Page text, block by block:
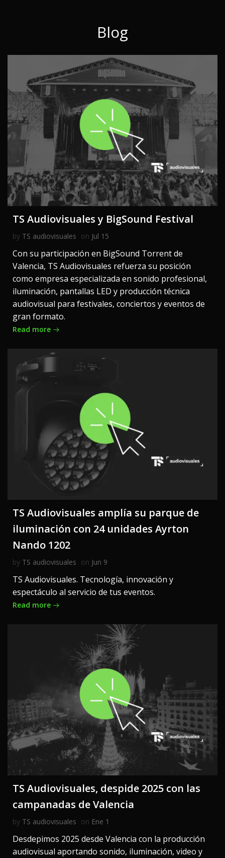
Blog
TS Audiovisuales y BigSound Festival
by TS audiovisuales on Jul 15
Con su participación en BigSound Torrent de
Valencia, TS Audiovisuales refuerza su posición
como empresa especializada en sonido profesional,
iluminación, pantallas LED y producción técnica
audiovisual para festivales, conciertos y eventos de
gran formato.
Read more
TS Audiovisuales amplía su parque de
iluminación con 24 unidades Ayrton
Nando 1202
by TS audiovisuales on Jun 9
TS Audiovisuales. Tecnología, innovación y
espectáculo al servicio de tus eventos.
Read more
TS Audiovisuales, despide 2025 con las
campanadas de Valencia
by TS audiovisuales on Ene 1
Desdepimos 2025 desde Valencia con la producción
audiovisual aportando sonido, iluminación, video y